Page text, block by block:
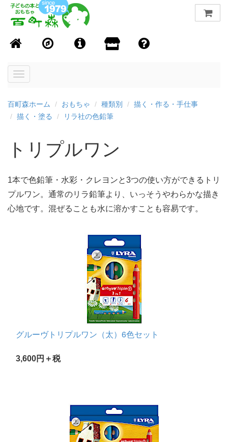
Toggle
百町森ホーム おもちゃ 種類別
描く・作る・手仕事
描く・塗る
リラ社の色鉛筆
トリプルワン
1本で色鉛筆・水彩・クレヨンと3つの使い方ができるトリ
プルワン。通常のリラ鉛筆より、いっそうやわらかな描き
心地です。混ぜることも水に溶かすことも容易です。
グルーヴトリプルワン（太）6色セット
3,600円＋税